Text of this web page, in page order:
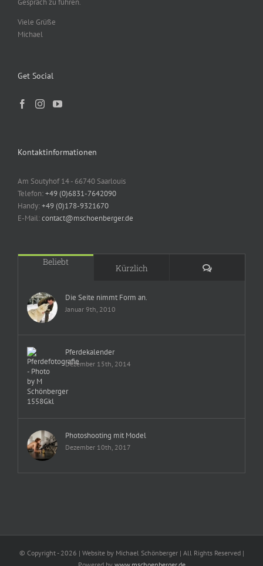
Gespräch zu führen.
Viele Grüße
Michael
Get Social
Kontaktinformationen
Am Soutyhof 14 - 66740 Saarlouis
Telefon:+49 (0)6831-7642090
Handy:+49 (0)178-9321670
E-Mail:contact@mschoenberger.de
Beliebt
Kürzlich Kommentare
Die Seite nimmt Form an.
Januar 9th, 2010
Pferdekalender
Dezember 15th, 2014
Photoshooting mit Model
Dezember 10th, 2017
© Copyright - 2026 | Website by Michael Schönberger | All Rights Reserved |